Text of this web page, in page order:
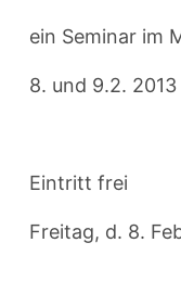
ein Seminar im
8. und 9.2. 2013
Eintritt frei
Freitag, d. 8.